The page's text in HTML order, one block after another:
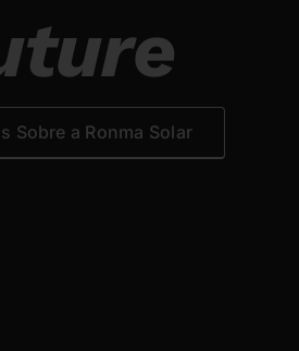
Sobre a Ronma Solar